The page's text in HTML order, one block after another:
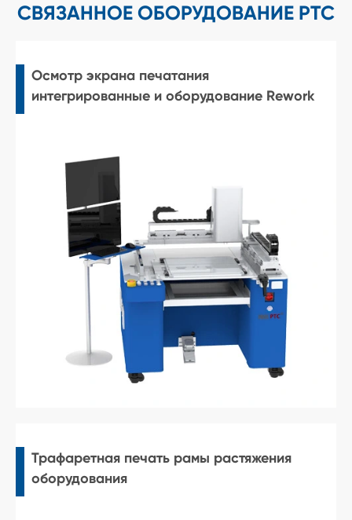
СВЯЗАННОЕ ОБОРУДОВАНИЕ PTC
Осмотр экрана печатания
интегрированные и оборудование Rework
Трафаретная печать рамы растяжения
оборудования